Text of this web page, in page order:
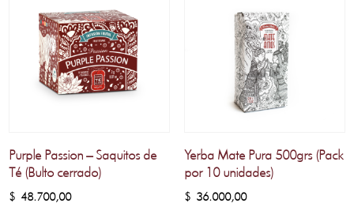
Purple Passion – Saquitos de
Té (Bulto cerrado)
$ 48.700,00
Yerba Mate Pura 500grs (Pack
por 10 unidades)
$36.000,00